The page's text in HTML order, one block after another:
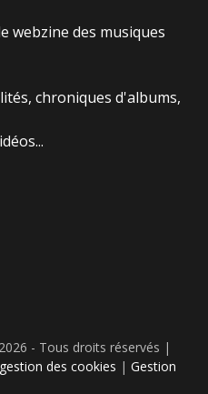
webzine des musiques
chroniques d'albums,
- Tous droits réservés |
des cookies | Gestion